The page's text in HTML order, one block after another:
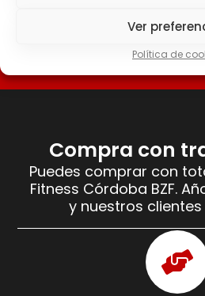
Ver
Política de
Compra con
Puedes comprar con
Fitness Córdoba BZF.
y nuestros